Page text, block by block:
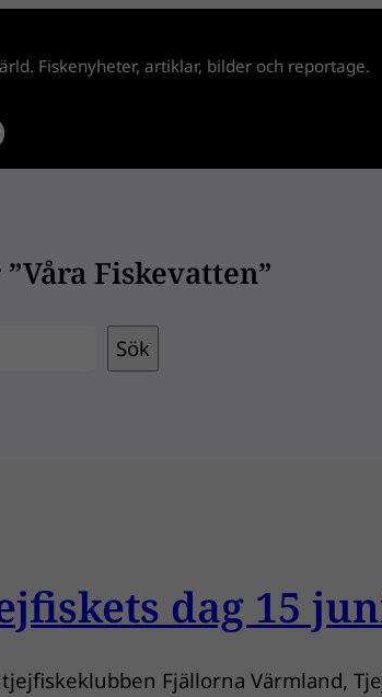
Fiskenyheter, artiklar, bilder och reportage.
Fiskevatten”
Sök
dag 15
Fjällorna Värmland,